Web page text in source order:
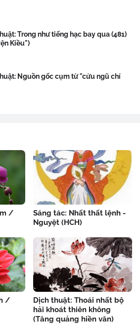
Trong như tiếng hạc bay qua (481)
Kiều")
Nguồn gốc cụm từ "cửu ngũ chí
/
Sáng tác: Nhất thất lệnh -
Nguyệt (HCH)
/
Dịch thuật: Thoái nhất bộ
hải khoát thiên không
(Tăng quảng hiền văn)